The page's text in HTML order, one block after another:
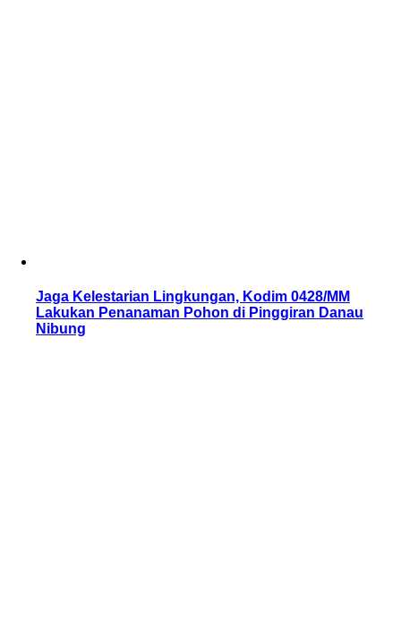
Jaga Kelestarian Lingkungan, Kodim 0428/MM
Lakukan Penanaman Pohon di Pinggiran Danau
Nibung